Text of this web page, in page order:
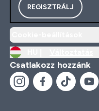
REGISZTRÁLJ
Csatlakozz hozzánk